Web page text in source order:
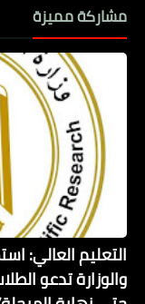
مشاركة مميزة
التعليم العالي:
والوزارة تدعو